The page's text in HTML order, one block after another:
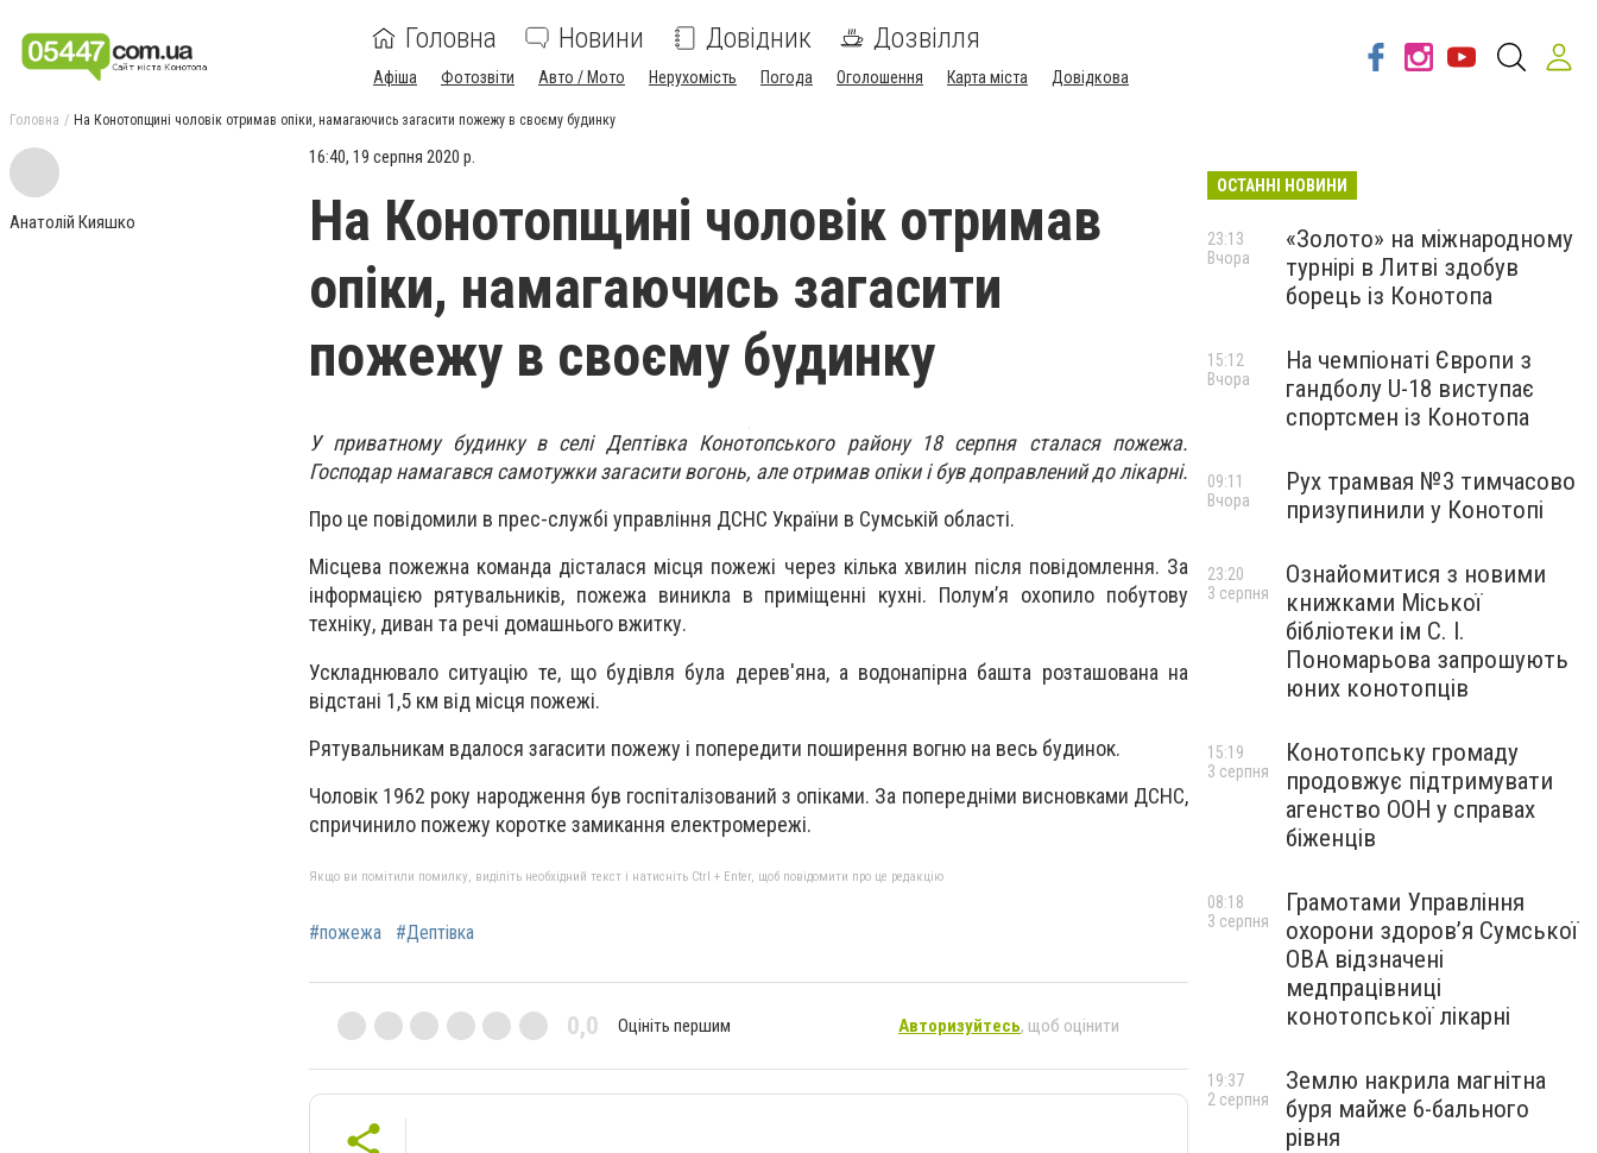
Головна Новини Довідник Дозвілля
Афіша Фотозвіти Авто / Мото Нерухомість Погода Оголошення Карта міста Довідкова
Головна На Конотопщині чоловік отримав опіки, намагаючись загасити пожежу в своєму будинку
Анатолій Кияшко
16:40, 19 серпня 2020 р.
На Конотопщині чоловік отримав
опіки, намагаючись загасити
пожежу в своєму будинку
У приватному будинку в селі Дептівка Конотопського району 18 серпня сталася пожежа.
Господар намагався самотужки загасити вогонь, але отримав опіки і був доправлений до лікарні.
Про це повідомили в прес-службі управління ДСНС України в Сумській області.
Місцева пожежна команда дісталася місця пожежі через кілька хвилин після повідомлення. За
інформацією рятувальників, пожежа виникла в приміщенні кухні. Полум’я охопило побутову
техніку, диван та речі домашнього вжитку.
Ускладнювало ситуацію те, що будівля була дерев'яна, а водонапірна башта розташована на
відстані 1,5 км від місця пожежі.
Рятувальникам вдалося загасити пожежу і попередити поширення вогню на весь будинок.
Чоловік 1962 року народження був госпіталізований з опіками. За попередніми висновками ДСНС,
спричинило пожежу коротке замикання електромережі.
Якщо ви помітили помилку, виділіть необхідний текст і натисніть Ctrl + Enter, щоб повідомити про це редакцію
#пожежа #Дептівка
0,0 Оцініть першим Авторизуйтесь, щоб оцінити
ОСТАННІ НОВИНИ
«Золото» на міжнародному
турнірі в Литві здобув
борець із Конотопа
23:13
Вчора
На чемпіонаті Європи з
гандболу U-18 виступає
спортсмен із Конотопа
15:12
Вчора
Рух трамвая №3 тимчасово
призупинили у Конотопі
09:11
Вчора
Ознайомитися з новими
книжками Міської
бібліотеки ім С. І.
Пономарьова запрошують
юних конотопців
23:20
3 серпня
Конотопську громаду
продовжує підтримувати
агенство ООН у справах
біженців
15:19
3 серпня
Грамотами Управління
охорони здоров’я Сумської
ОВА відзначені
медпрацівниці
конотопської лікарні
08:18
3 серпня
Землю накрила магнітна
буря майже 6-бального
рівня
19:37
2 серпня